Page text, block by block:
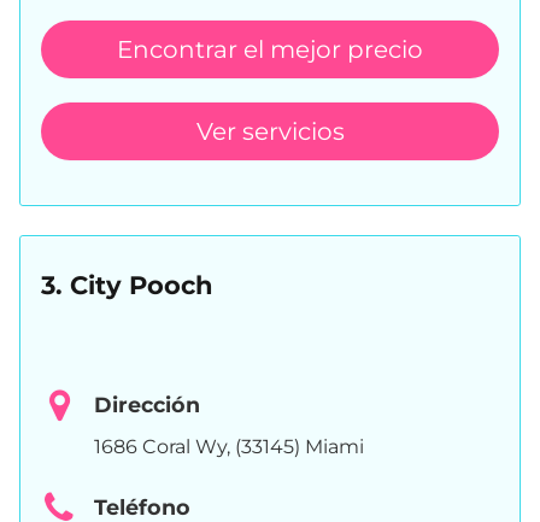
Encontrar el mejor precio
Ver servicios
3. City Pooch
Dirección
1686 Coral Wy, (33145) Miami
Teléfono